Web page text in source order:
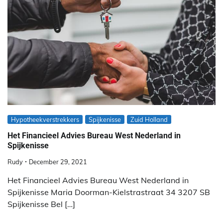
Hypotheekverstrekkers Spijkenisse Zuid Holland
Het Financieel Advies Bureau West Nederland in
Spijkenisse
Rudy December 29, 2021
Het Financieel Advies Bureau West Nederland in
Spijkenisse Maria Doorman-Kielstrastraat 34 3207 SB
Spijkenisse Bel […]